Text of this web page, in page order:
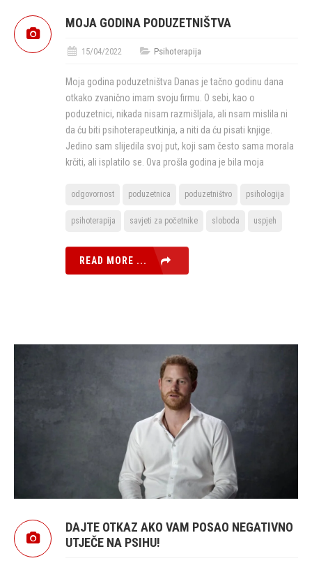
MOJA GODINA PODUZETNIŠTVA
15/04/2022 Psihoterapija
Moja godina poduzetništva Danas je tačno godinu dana
otkako zvanično imam svoju firmu. O sebi, kao o
poduzetnici, nikada nisam razmišljala, ali nsam mislila ni
da ću biti psihoterapeutkinja, a niti da ću pisati knjige.
Jedino sam slijedila svoj put, koji sam često sama morala
krčiti, ali isplatilo se. Ova prošla godina je bila moja
odgovornost poduzetnica poduzetništvo psihologija
psihoterapija savjeti za početnike sloboda uspjeh
READ MORE ...
DAJTE OTKAZ AKO VAM POSAO NEGATIVNO
UTJEČE NA PSIHU!